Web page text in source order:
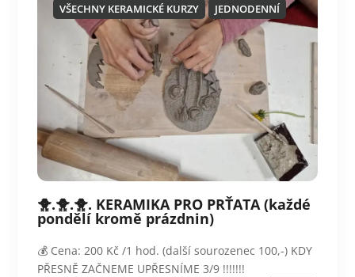
VŠECHNY KERAMICKÉ KURZY JEDNODENNÍ
🐥.🐥.🐥. KERAMIKA PRO PRŤATA (každé
pondělí kromě prázdnin)
💰 Cena: 200 Kč /1 hod. (další sourozenec 100,-) KDY
PŘESNĚ ZAČNEME UPŘESNÍME 3/9 !!!!!!!